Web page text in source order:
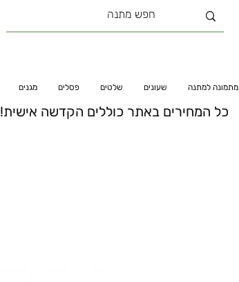
מתמונה למתנה שעונים שלטים פסלים מגנים
כל המחירים באתר כוללים הקדשה אישית!